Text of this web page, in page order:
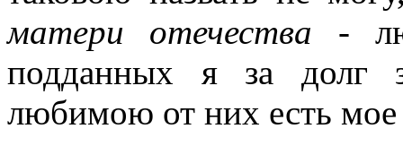
матери отечества -
подданных я за долг
любимою от них есть